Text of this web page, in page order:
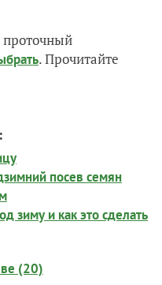
проточный
. Прочитайте
посев семян
зиму и как это сделать
(20)